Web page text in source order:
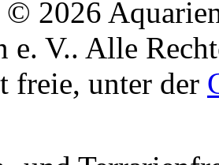
2026
e. V.. Alle
freie, unter der